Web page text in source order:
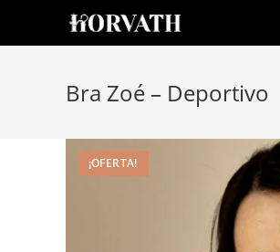
Bra Zoé – Deportivo
¡OFERTA!